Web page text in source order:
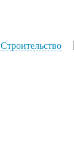
Cтроительство